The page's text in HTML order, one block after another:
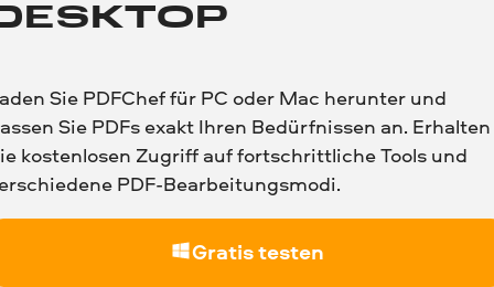
Sie PDFChef für PC oder Mac herunter und
Sie PDFs exakt Ihren Bedürfnissen an. Erhalten
kostenlosen Zugriff auf fortschrittliche Tools und
PDF-Bearbeitungsmodi.
Gratis testen